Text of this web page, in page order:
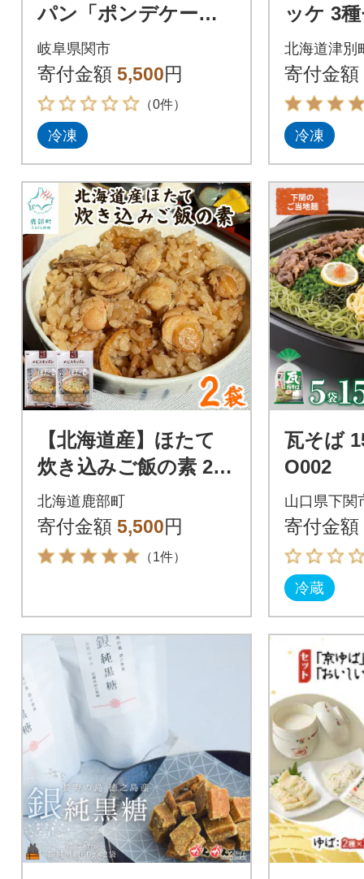
パン「ポンデケージ
ョ」12個x2パック グ
ルテンフリー!
岐阜県関市
寄付金額 5,500円
（0件）
冷凍
ッケ 3
マルコ
津別町
北海道津別
寄付金額
冷凍
【北海道産】ほたて
炊き込みご飯の素 2合
炊き×2袋 SS63
北海道鹿部町
寄付金額 5,500円
（1件）
瓦そば
O002
山口県下関
寄付金額
冷蔵